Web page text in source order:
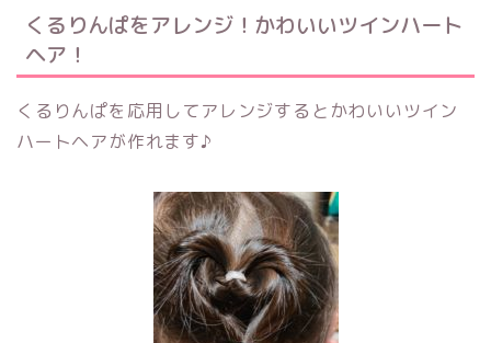
くるりんぱをアレンジ！かわいいツインハート
ヘア！
くるりんぱを応用してアレンジするとかわいいツイン
ハートヘアが作れます♪